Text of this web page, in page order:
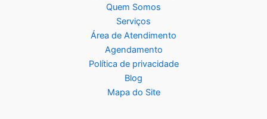
Quem Somos
Serviços
Área de Atendimento
Agendamento
Política de privacidade
Blog
Mapa do Site